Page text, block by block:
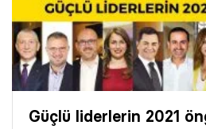
Güçlü liderlerin 2021